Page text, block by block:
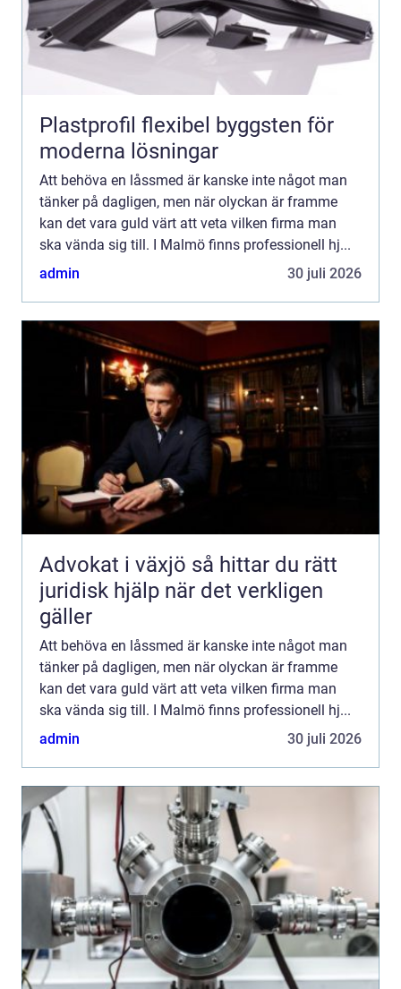
Plastprofil flexibel byggsten för
moderna lösningar
Att behöva en låssmed är kanske inte något man
tänker på dagligen, men när olyckan är framme
kan det vara guld värt att veta vilken firma man
ska vända sig till. I Malmö finns professionell hj...
admin
30 juli 2026
Advokat i växjö så hittar du rätt
juridisk hjälp när det verkligen
gäller
Att behöva en låssmed är kanske inte något man
tänker på dagligen, men när olyckan är framme
kan det vara guld värt att veta vilken firma man
ska vända sig till. I Malmö finns professionell hj...
admin
30 juli 2026